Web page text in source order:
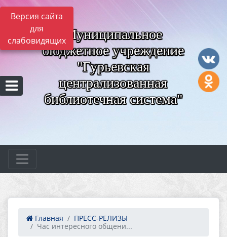
Версия сайта
для
слабовидящих Муниципальное
бюджетное учреждение
"Гурьевская
централизованная
библиотечная система"
Главная
ПРЕСС-РЕЛИЗЫ
Час интересного общени...